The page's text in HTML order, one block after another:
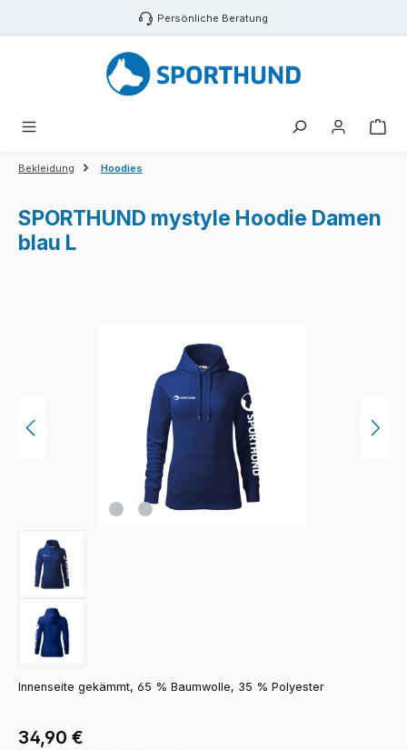
Zum Hauptinhalt springen Persönliche Beratung
Bekleidung Hoodies
SPORTHUND mystyle Hoodie Damen
blau L
Innenseite gekämmt, 65 % Baumwolle, 35 % Polyester
Regulärer Preis:
34,90 €